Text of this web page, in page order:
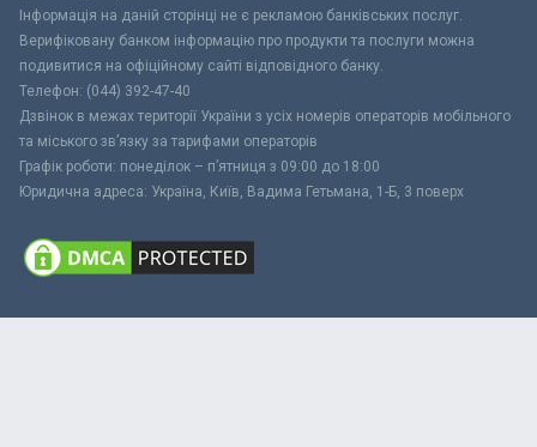
Інформація на даній сторінці не є рекламою банківських послуг.
Верифіковану банком інформацію про продукти та послуги можна
подивитися на офіційному сайті відповідного банку.
Телефон: (044) 392-47-40
Дзвінок в межах території України з усіх номерів операторів мобільного
та міського зв’язку за тарифами операторів
Графік роботи: понеділок – п’ятниця з 09:00 до 18:00
Юридична адреса: Україна, Київ, Вадима Гетьмана, 1-Б, 3 поверх